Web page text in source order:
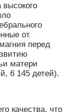
от
перед
матери
6 145 детей).
качества, что